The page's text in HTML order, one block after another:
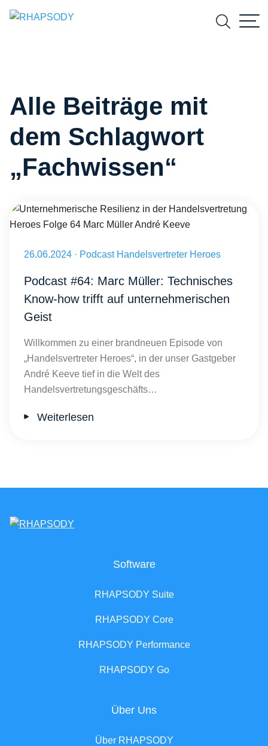
Suchen
Alle Beiträge mit
dem Schlagwort
„Fachwissen“
Veröffentlicht am 26.06.2024
26.06.2024 · Podcast Handelsvertreter Heroes
Podcast #64: Marc Müller: Technisches
Know-how trifft auf unternehmerischen
Geist
Willkommen zu einer brandneuen Episode von
„Handelsvertreter Heroes“, in der unser Gastgeber
André Keeve tief in die Welt des
Handelsvertretungsgeschäfts…
Weiterlesen
Software
RHAPSODY Suite
RHAPSODY Core
RHAPSODY Performance
RHAPSODY Go
Über Uns
Über RHAPSODY